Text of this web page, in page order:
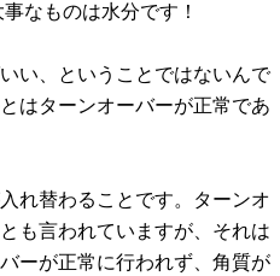
なものは水分です！
い、ということではないんで
はターンオーバーが正常であ
れ替わることです。ターンオ
も言われていますが、それは
ーが正常に行われず、角質が